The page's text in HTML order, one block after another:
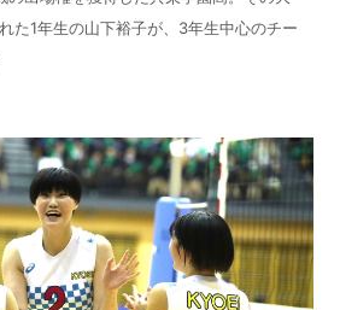
た1年生の山下裕子が、 3年生中心のチー